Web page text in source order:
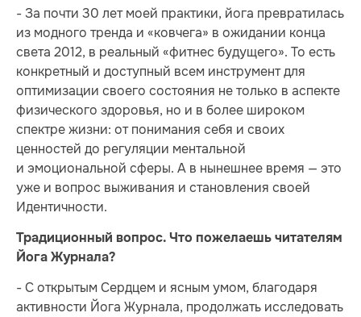
- За почти 30 лет моей практики, йога превратилась
из модного тренда и «ковчега» в ожидании конца
света 2012, в реальный «фитнес будущего». То есть
конкретный и доступный всем инструмент для
оптимизации своего состояния не только в аспекте
физического здоровья, но и в более широком
спектре жизни: от понимания себя и своих
ценностей до регуляции ментальной
и эмоциональной сферы. А в нынешнее время — это
уже и вопрос выживания и становления своей
Идентичности.
Традиционный вопрос. Что пожелаешь читателям
Йога Журнала?
- С открытым Сердцем и ясным умом, благодаря
активности Йога Журнала, продолжать исследовать